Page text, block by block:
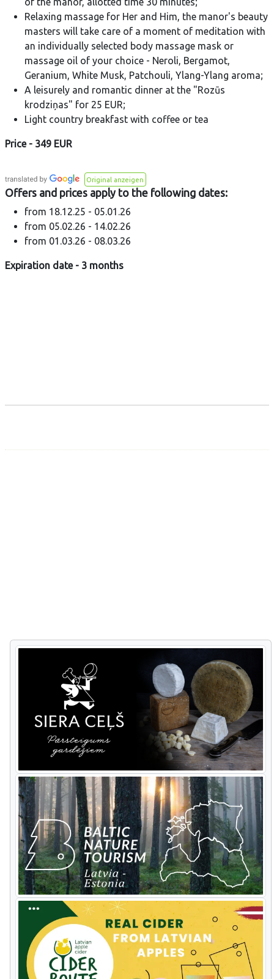
Relaxing massage for Her and Him, the manor's beauty
masters will take care of a moment of meditation with
an individually selected body massage mask or
massage oil of your choice - Neroli, Bergamot,
Geranium, White Musk, Patchouli, Ylang-Ylang aroma;
A leisurely and romantic dinner at the "Rozūs
krodziņas" for 25 EUR;
Light country breakfast with coffee or tea
Price - 349 EUR
Original anzeigen
Offers and prices apply to the following dates:
from 18.12.25 - 05.01.26
from 05.02.26 - 14.02.26
from 01.03.26 - 08.03.26
Expiration date - 3 months